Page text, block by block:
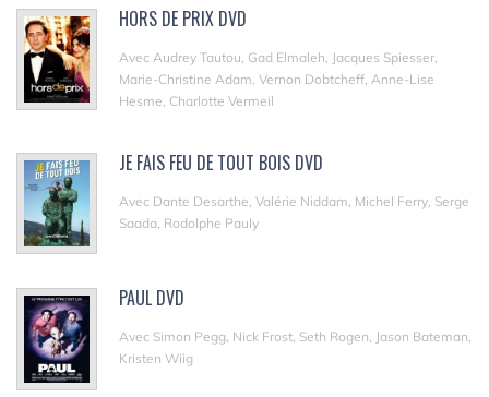
HORS DE PRIX DVD
Avec Audrey Tautou, Gad Elmaleh, Jacques Spiesser,
Marie-Christine Adam, Vernon Dobtcheff, Anne-Lise
Hesme, Charlotte Vermeil
JE FAIS FEU DE TOUT BOIS DVD
Avec Dante Desarthe, Valérie Niddam, Michel Ferry, Serge
Saada, Rodolphe Pauly
PAUL DVD
Avec Simon Pegg, Nick Frost, Seth Rogen, Jason Bateman,
Kristen Wiig